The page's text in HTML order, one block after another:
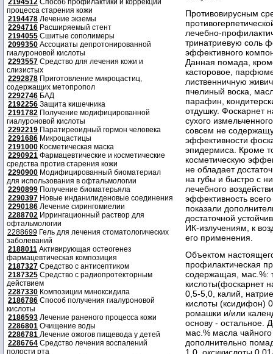
2194512 Способ профилактики и коррекции
процесса старения кожи
2194478 Лечение экземы
2294716 Расширяемый стент
2194055 Сшитые сополимеры
2099350 Ассоциаты депротонированной
гиалуроновой кислоты
2293557 Средство для лечения кожи и
слизистых
2292878 Приготовление микроцастиц,
содержащих метопропол
2292746 БАД
2192256 Защита кишечника
2191782 Получение модифицированной
гиалуроновой кислоты
2292219 Паратиреоидный гормон человека
2291686 Микроцастицы
2191000 Косметическая маска
2290921 Фармацевтические и косметические
средства против старения кожи
2290900 Модифицированный биоматериал
для использования в офтальмологии
2290899 Получение биоматерьяла
2290397 Новые инданилиденовые соединения
2290186 Лечение сирингомиелии
2288702 Иррингационный раствор для
офтальмологии
2288699 Гель для лечения стоматологических
заболеваний
2188011 Активирующая остеогенез
фармацевтическая композиция
2187327 Средство с антисептиком
2187325 Средство с радиопротекторным
действием
2287330 Композиции миноксидила
2186786 Способ получения гиалуроновой
кислоты
2186593 Лечение раненого процесса кожи
2286801 Очищение воды
2286781 Лечение ожогов пищевода у детей
2286764 Средство лечения воспалений
полости рта
Противовирусным
лечебно-
тринатриевую соль
эффективного
Данная помада,
касторовое,
лиственничную
пчелиный воска,
парафин,
отдушку. Фоскарнет
сухого
совсем не
эффективности
эпидермиса. Кроме
косметическую
не обладает
на губы и быстро с
лечебного
эффективность
показали
достаточной
ИК-излучениям, к
его применения.
Объектом
профилактическая
содержащая, мас.%:
кислоты(фоскарнет
0,5-5,0, калий,
кислоты (ксидифон)
ромашки и/или
основу - остальное.
мас.% масла
дополнительно